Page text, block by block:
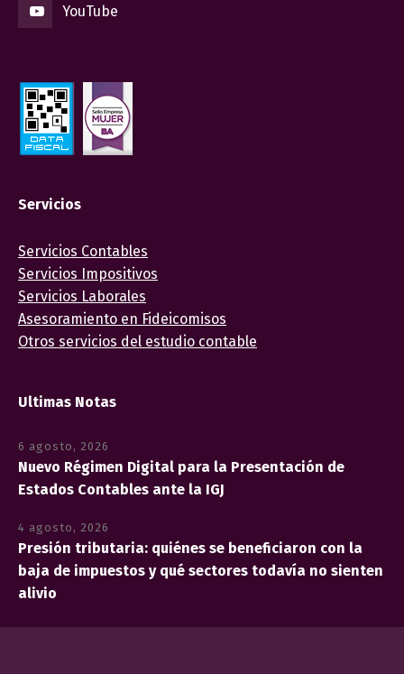
YouTube
Servicios
Servicios Contables
Servicios Impositivos
Servicios Laborales
Asesoramiento en Fideicomisos
Otros servicios del estudio contable
Ultimas Notas
6 agosto, 2026
Nuevo Régimen Digital para la Presentación de
Estados Contables ante la IGJ
4 agosto, 2026
Presión tributaria: quiénes se beneficiaron con la
baja de impuestos y qué sectores todavía no sienten
alivio